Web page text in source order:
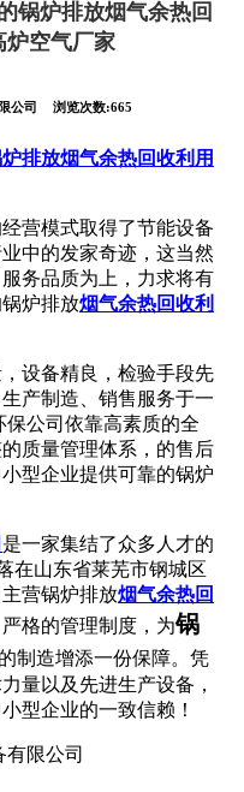
锅炉排放烟气余热回
空气厂家
公司 浏览次数:665
排放烟气余热回收利用
营模式取得了节能设备
中的发家奇迹，这当然
务品质为上，力求将有
炉排放烟气余热回收利
设备精良，检验手段先
产制造、销售服务于一
公司依靠高素质的全
质量管理体系，的售后
型企业提供可靠的锅炉
是一家集结了众多人才的
在山东省莱芜市钢城区
营锅炉排放烟气余热回
格的管理制度，为锅
的制造增添一份保障。凭
量以及先进生产设备，
型企业的一致信赖！
限公司